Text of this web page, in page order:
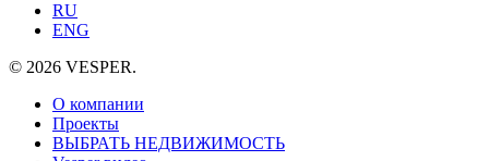
RU
ENG
© 2026 VESPER.
О компании
Проекты
ВЫБРАТЬ НЕДВИЖИМОСТЬ